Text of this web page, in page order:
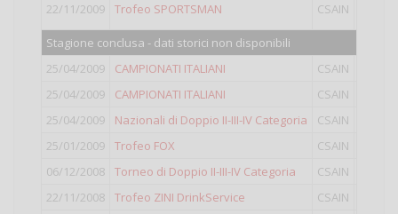
22/11/2009 Trofeo SPORTSMAN CSAIN
Stagione conclusa - dati storici non disponibili
25/04/2009
CAMPIONATI ITALIANI CSAIN
25/04/2009
CAMPIONATI ITALIANI CSAIN
25/04/2009
Nazionali di Doppio II-III-IV Categoria CSAIN
25/01/2009
Trofeo FOX CSAIN
06/12/2008
Torneo di Doppio II-III-IV Categoria CSAIN
22/11/2008
Trofeo ZINI DrinkService CSAIN